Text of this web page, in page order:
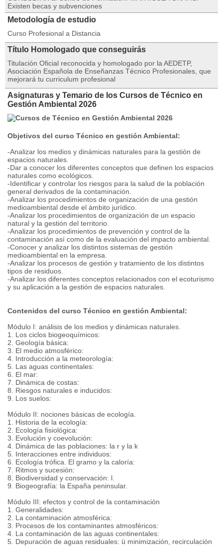
Existen becas y subvenciones
Metodología de estudio
Curso Profesional a Distancia
Título Homologado que conseguirás
Titulación Oficial reconocida y homologado por la AEDETP,
Asociación Española de Enseñanzas Técnico Profesionales, que
mejorará tu curriculum profesional
Asignaturas y Temario de los Cursos de Técnico en
Gestión Ambiental 2026
Objetivos del curso Técnico en gestión Ambiental:
-Analizar los medios y dinámicas naturales para la gestión de
espacios naturales.
-Dar a conocer los diferentes conceptos que definen los espacios
naturales como ecológicos.
-Identificar y controlar los riesgos para la salud de la población
general derivados de la contaminación.
-Analizar los procedimientos de organización de una gestión
medioambiental desde el ámbito jurídico.
-Analizar los procedimientos de organización de un espacio
natural y la gestión del territorio.
-Analizar los procedimientos de prevención y control de la
contaminación así como de la evaluación del impacto ambiental.
-Conocer y analizar los distintos sistemas de gestión
medioambiental en la empresa.
-Analizar los procesos de gestión y tratamiento de los distintos
tipos de residuos.
-Analizar los diferentes conceptos relacionados con el ecoturismo
y su aplicación a la gestión de espacios naturales.
Contenidos del curso Técnico en gestión Ambiental:
Módulo I: análisis de los medios y dinámicas naturales.
1. Los ciclos biogeoquímicos:
2. Geología básica:
3. El medio atmosférico:
4. Introducción a la meteorología:
5. Las aguas continentales:
6. El mar:
7. Dinámica de costas:
8. Riesgos naturales e inducidos:
9. Los suelos:
Módulo II: nociones básicas de ecología.
1. Historia de la ecología:
2. Ecología fisiológica:
3. Evolución y coevolución:
4. Dinámica de las poblaciones: la r y la k
5. Interacciones entre individuos:
6. Ecología trófica. El gramo y la caloría:
7. Ritmos y sucesión:
8. Biodiversidad y conservación: l.
9. Biogeografía: la España peninsular.
Módulo III: efectos y control de la contaminación
1. Generalidades:
2. La contaminación atmosférica:
3. Procesos de los contaminantes atmosféricos:
4. La contaminación de las aguas continentales:
5. Depuración de aguas residuales: ü minimización, recirculación